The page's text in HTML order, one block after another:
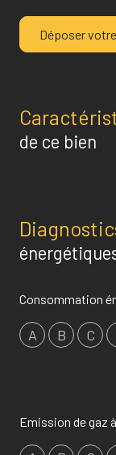
Déposer
de ce bien
Consommation
A B C
Emission de gaz